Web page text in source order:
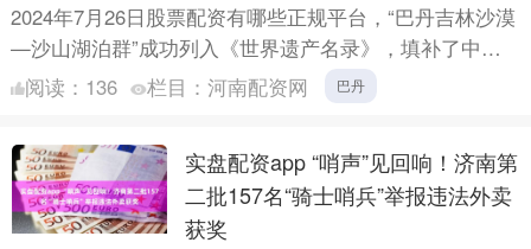
2024年7月26日股票配资有哪些正规平台，“巴丹吉林沙漠
—沙山湖泊群”成功列入《世界遗产名录》，填补了中国
世界自然遗产中沙漠类型的空白，也成为内蒙古自治区首
阅读： 136 栏目： 河南配资网 巴丹
实盘配资app “哨声”见回响！济南第
二批157名“骑士哨兵”举报违法外卖
获奖